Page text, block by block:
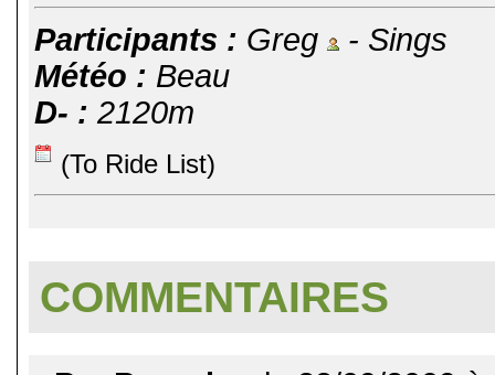
Participants : Greg
- Sings
Météo : Beau
D- : 2120m
(To Ride List)
COMMENTAIRES